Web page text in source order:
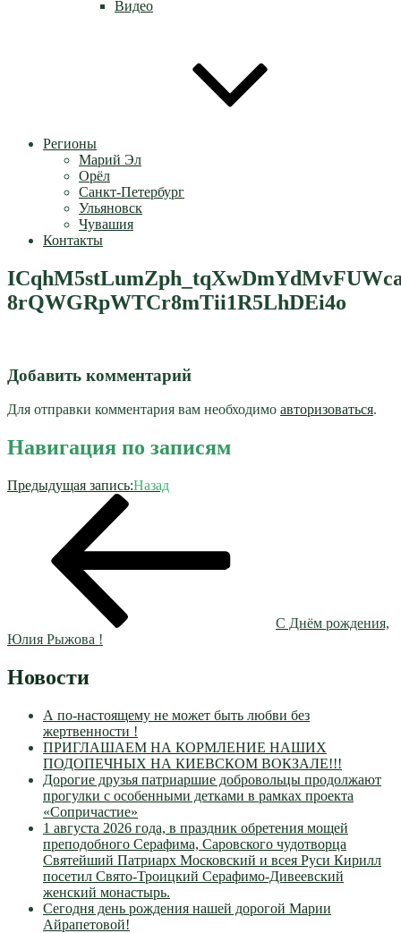
Видео
Регионы
Марий Эл
Орёл
Санкт-Петербург
Ульяновск
Чувашия
Контакты
8rQWGRpWTCr8mTii1R5LhDEi4o
Добавить комментарий
Для отправки комментария вам необходимо авторизоваться.
Навигация по записям
Предыдущая запись:Назад
С Днём рождения,
Юлия Рыжова !
Новости
А по-настоящему не может быть любви без
жертвенности !
ПРИГЛАШАЕМ НА КОРМЛЕНИЕ НАШИХ
ПОДОПЕЧНЫХ НА КИЕВСКОМ ВОКЗАЛЕ!!!
Дорогие друзья патриаршие добровольцы продолжают
прогулки с особенными детками в рамках проекта
«Сопричастие»
1 августа 2026 года, в праздник обретения мощей
преподобного Серафима, Саровского чудотворца
Святейший Патриарх Московский и всея Руси Кирилл
посетил Свято-Троицкий Серафимо-Дивеевский
женский монастырь.
Сегодня день рождения нашей дорогой Марии
Айрапетовой!